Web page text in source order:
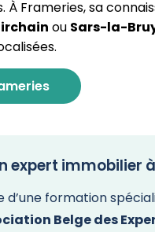
À Frameries, sa
ou Sars-la-
expert immobilier
formation
Belge des